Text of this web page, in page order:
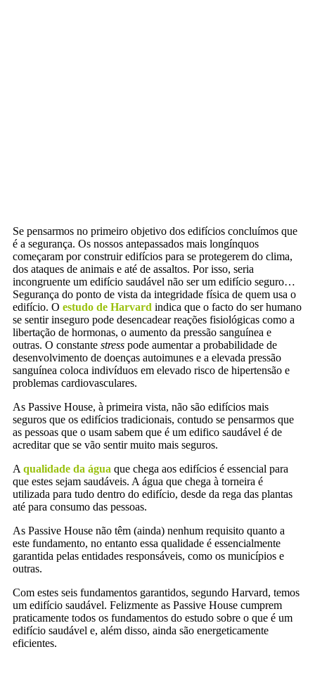
Se pensarmos no primeiro objetivo dos edifícios concluímos que
é a segurança. Os nossos antepassados mais longínquos
começaram por construir edifícios para se protegerem do clima,
dos ataques de animais e até de assaltos. Por isso, seria
incongruente um edifício saudável não ser um edifício seguro…
Segurança do ponto de vista da integridade física de quem usa o
edifício. O estudo de Harvard indica que o facto do ser humano
se sentir inseguro pode desencadear reações fisiológicas como a
libertação de hormonas, o aumento da pressão sanguínea e
outras. O constante stress pode aumentar a probabilidade de
desenvolvimento de doenças autoimunes e a elevada pressão
sanguínea coloca indivíduos em elevado risco de hipertensão e
problemas cardiovasculares.
As Passive House, à primeira vista, não são edifícios mais
seguros que os edifícios tradicionais, contudo se pensarmos que
as pessoas que o usam sabem que é um edifico saudável é de
acreditar que se vão sentir muito mais seguros.
A qualidade da água que chega aos edifícios é essencial para
que estes sejam saudáveis. A água que chega à torneira é
utilizada para tudo dentro do edifício, desde da rega das plantas
até para consumo das pessoas.
As Passive House não têm (ainda) nenhum requisito quanto a
este fundamento, no entanto essa qualidade é essencialmente
garantida pelas entidades responsáveis, como os municípios e
outras.
Com estes seis fundamentos garantidos, segundo Harvard, temos
um edifício saudável. Felizmente as Passive House cumprem
praticamente todos os fundamentos do estudo sobre o que é um
edifício saudável e, além disso, ainda são energeticamente
eficientes.